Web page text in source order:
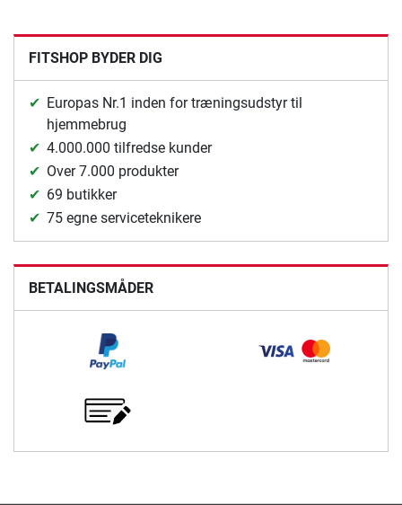
FITSHOP BYDER DIG
Europas Nr.1 inden for træningsudstyr til
hjemmebrug
4.000.000 tilfredse kunder
Over 7.000 produkter
69 butikker
75 egne serviceteknikere
BETALINGSMÅDER